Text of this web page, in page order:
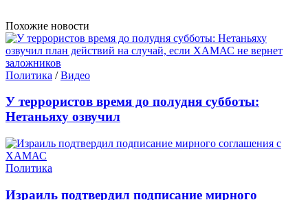
Похожие новости
Политика /Видео
У террористов время до полудня субботы:
Нетаньяху озвучил
Политика
Израиль подтвердил подписание мирного